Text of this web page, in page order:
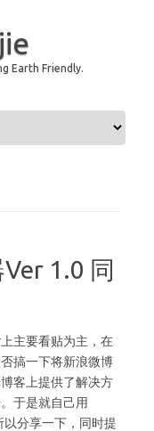
Earth Friendly.
1.0 同
主要看贴为主，在
搞一下将新浪微博
客上提供了解决方
于是就自己用
分享一下，同时提